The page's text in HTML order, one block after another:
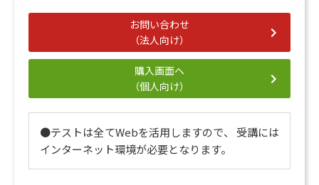
お問い合わせ
（法人向け）
購入画面へ
（個人向け）
●テストは全てWebを活用しますので、 受講には
インターネット環境が必要となります。